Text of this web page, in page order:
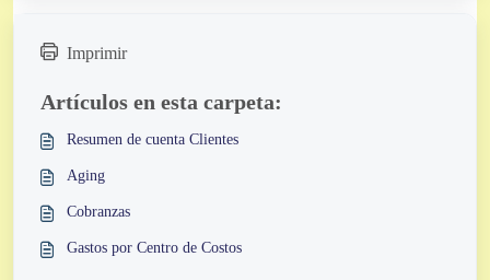
Imprimir
Artículos en esta carpeta:
Resumen de cuenta Clientes
Aging
Cobranzas
Gastos por Centro de Costos